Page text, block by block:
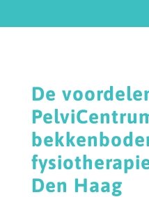
De
Den Haag